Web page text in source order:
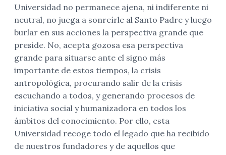
Universidad no permanece ajena, ni indiferente ni
neutral, no juega a sonreírle al Santo Padre y luego
burlar en sus acciones la perspectiva grande que
preside. No, acepta gozosa esa perspectiva
grande para situarse ante el signo más
importante de estos tiempos, la crisis
antropológica, procurando salir de la crisis
escuchando a todos, y generando procesos de
iniciativa social y humanizadora en todos los
ámbitos del conocimiento. Por ello, esta
Universidad recoge todo el legado que ha recibido
de nuestros fundadores y de aquellos que